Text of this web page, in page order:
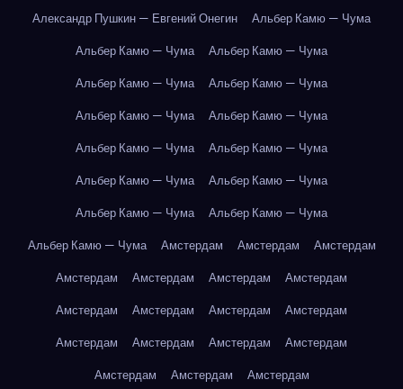
Александр Пушкин — Евгений Онегин
Альбер Камю — Чума
Альбер Камю — Чума
Альбер Камю — Чума
Альбер Камю — Чума
Альбер Камю — Чума
Альбер Камю — Чума
Альбер Камю — Чума
Альбер Камю — Чума
Альбер Камю — Чума
Альбер Камю — Чума
Альбер Камю — Чума
Альбер Камю — Чума
Альбер Камю — Чума
Альбер Камю — Чума
Амстердам Амстердам
Амстердам
Амстердам
Амстердам Амстердам
Амстердам
Амстердам
Амстердам Амстердам
Амстердам
Амстердам
Амстердам Амстердам
Амстердам
Амстердам
Амстердам
Амстердам